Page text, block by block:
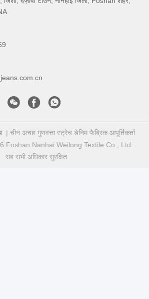
| चीन अच्छा गुणवत्ता स्ट्रेच डेनिम फैब्रिक आपूर्तिकर्ता.
Foshan Nanhai Weilong Textile Co., Ltd. .
सब सभी अधिकार सुरक्षित.